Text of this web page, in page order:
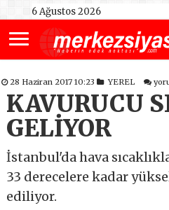
6 Ağustos 2026
28 Haziran 2017 10:23 YEREL
KAVURUCU
GELİYOR
İstanbul'da hava
33 derecelere kadar
ediliyor.